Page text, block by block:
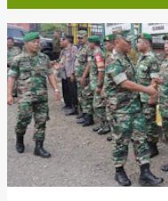
P
o
s
n